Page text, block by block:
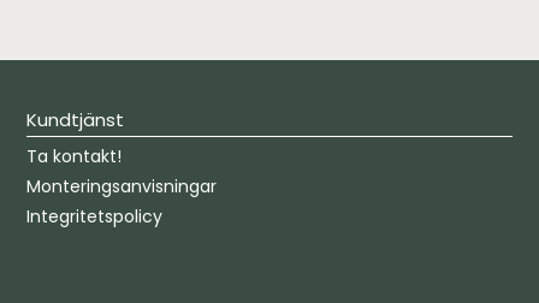
Kundtjänst
Ta kontakt!
Monteringsanvisningar
Integritetspolicy